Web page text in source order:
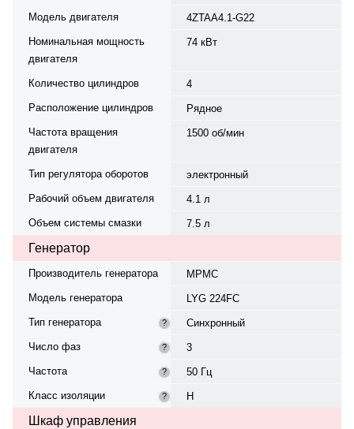
Модель двигателя
4ZTAA4.1-G22
Номинальная мощность
двигателя
74 кВт
Количество цилиндров
4
Расположение цилиндров
Рядное
Частота вращения
двигателя
1500 об/мин
Тип регулятора оборотов
электронный
Рабочий объем двигателя
4.1 л
Объем системы смазки
7.5 л
Генератор
Производитель генератора
MPMC
Модель генератора
LYG 224FC
Тип генератора
?
Синхронный
Число фаз
?
3
Частота
?
50 Гц
Класс изоляции
? H
Шкаф управления